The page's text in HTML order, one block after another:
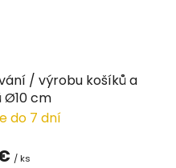
/ výrobu košíků a
cm
do 7 dní
/ ks